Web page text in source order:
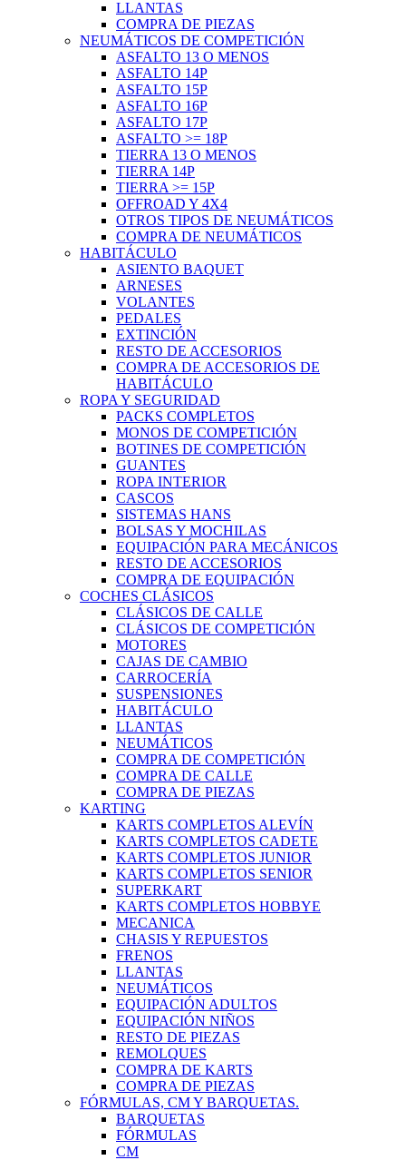
LLANTAS
COMPRA DE PIEZAS
NEUMÁTICOS DE COMPETICIÓN
ASFALTO 13 O MENOS
ASFALTO 14P
ASFALTO 15P
ASFALTO 16P
ASFALTO 17P
ASFALTO >= 18P
TIERRA 13 O MENOS
TIERRA 14P
TIERRA >= 15P
OFFROAD Y 4X4
OTROS TIPOS DE NEUMÁTICOS
COMPRA DE NEUMÁTICOS
HABITÁCULO
ASIENTO BAQUET
ARNESES
VOLANTES
PEDALES
EXTINCIÓN
RESTO DE ACCESORIOS
COMPRA DE ACCESORIOS DE
HABITÁCULO
ROPA Y SEGURIDAD
PACKS COMPLETOS
MONOS DE COMPETICIÓN
BOTINES DE COMPETICIÓN
GUANTES
ROPA INTERIOR
CASCOS
SISTEMAS HANS
BOLSAS Y MOCHILAS
EQUIPACIÓN PARA MECÁNICOS
RESTO DE ACCESORIOS
COMPRA DE EQUIPACIÓN
COCHES CLÁSICOS
CLÁSICOS DE CALLE
CLÁSICOS DE COMPETICIÓN
MOTORES
CAJAS DE CAMBIO
CARROCERÍA
SUSPENSIONES
HABITÁCULO
LLANTAS
NEUMÁTICOS
COMPRA DE COMPETICIÓN
COMPRA DE CALLE
COMPRA DE PIEZAS
KARTING
KARTS COMPLETOS ALEVÍN
KARTS COMPLETOS CADETE
KARTS COMPLETOS JUNIOR
KARTS COMPLETOS SENIOR
SUPERKART
KARTS COMPLETOS HOBBYE
MECANICA
CHASIS Y REPUESTOS
FRENOS
LLANTAS
NEUMÁTICOS
EQUIPACIÓN ADULTOS
EQUIPACIÓN NIÑOS
RESTO DE PIEZAS
REMOLQUES
COMPRA DE KARTS
COMPRA DE PIEZAS
FÓRMULAS, CM Y BARQUETAS.
BARQUETAS
FÓRMULAS
CM